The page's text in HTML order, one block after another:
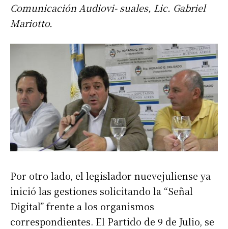
Comunicación Audiovi- suales, Lic. Gabriel
Mariotto.
Por otro lado, el legislador nuevejuliense ya
inició las gestiones solicitando la “Señal
Digital” frente a los organismos
correspondientes. El Partido de 9 de Julio, se